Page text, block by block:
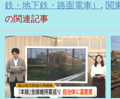
鉄・地下鉄・路面電車） , 関
の関連記事